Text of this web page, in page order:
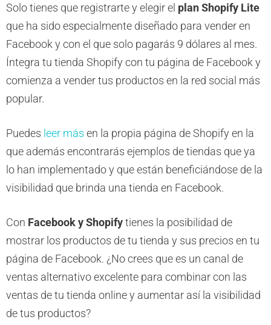
Solo tienes que registrarte y elegir el plan Shopify Lite
que ha sido especialmente diseñado para vender en
Facebook y con el que solo pagarás 9 dólares al mes.
Íntegra tu tienda Shopify con tu página de Facebook y
comienza a vender tus productos en la red social más
popular.
Puedes leer más en la propia página de Shopify en la
que además encontrarás ejemplos de tiendas que ya
lo han implementado y que están beneficiándose de la
visibilidad que brinda una tienda en Facebook.
Con Facebook y Shopifytienes la posibilidad de
mostrar los productos de tu tienda y sus precios en tu
página de Facebook. ¿No crees que es un canal de
ventas alternativo excelente para combinar con las
ventas de tu tienda online y aumentar así la visibilidad
de tus productos?